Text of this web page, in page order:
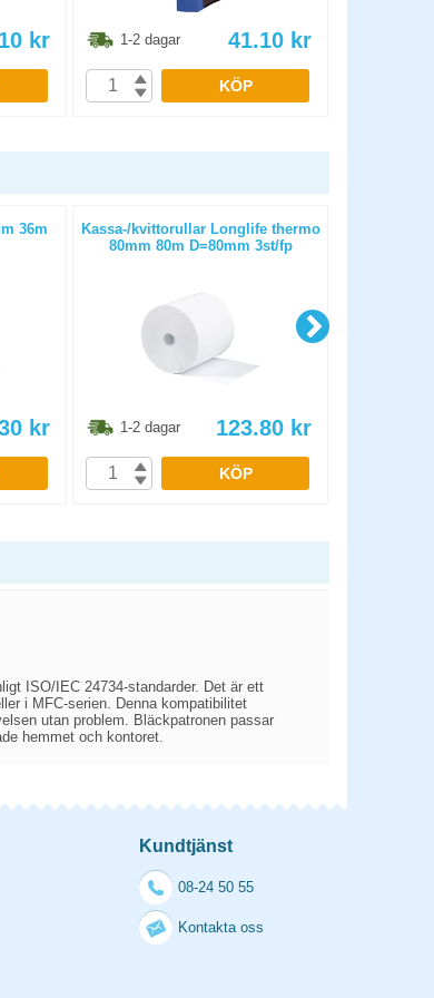
kr 1-2 dagar 41.10 kr
KÖP
36m
kr
Kassa-/kvittorullar Longlife thermo
80mm 80m D=80mm 3st/fp
1-2 dagar 123.80 kr
KÖP
ISO/IEC 24734-standarder. Det är ett
i MFC-serien. Denna kompatibilitet
utan problem. Bläckpatronen passar
hemmet och kontoret.
Kundtjänst
08-24 50 55
Kontakta oss